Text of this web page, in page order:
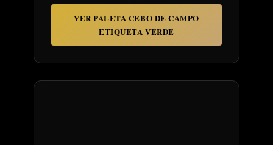
VER PALETA CEBO DE CAMPO
ETIQUETA VERDE